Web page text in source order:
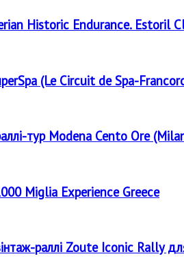
Historic Endurance. Estoril
(Le Circuit de Spa-
тур Modena Cento Ore
Miglia Experience Greece
раллі Zoute Iconic Rally